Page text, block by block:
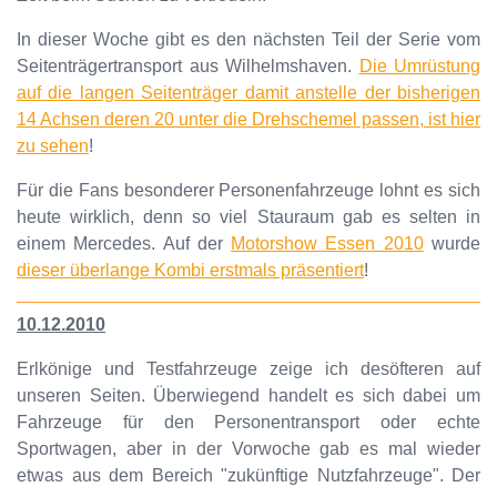
In dieser Woche gibt es den nächsten Teil der Serie vom
Seitenträgertransport aus Wilhelmshaven. Die Umrüstung
auf die langen Seitenträger damit anstelle der bisherigen
14 Achsen deren 20 unter die Drehschemel passen, ist hier
zu sehen!
Für die Fans besonderer Personenfahrzeuge lohnt es sich
heute wirklich, denn so viel Stauraum gab es selten in
einem Mercedes. Auf der Motorshow Essen 2010wurde
dieser überlange Kombi erstmals präsentiert!
10.12.2010
Erlkönige und Testfahrzeuge zeige ich desöfteren auf
unseren Seiten. Überwiegend handelt es sich dabei um
Fahrzeuge für den Personentransport oder echte
Sportwagen, aber in der Vorwoche gab es mal wieder
etwas aus dem Bereich "zukünftige Nutzfahrzeuge". Der